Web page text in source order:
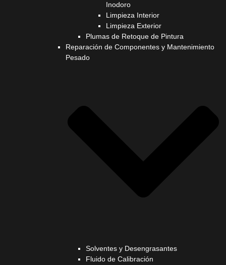
Inodoro
Limpieza Interior
Limpieza Exterior
Plumas de Retoque de Pintura
Reparación de Componentes y Mantenimiento
Pesado
Solventes y Desengrasantes
Fluido de Calibración